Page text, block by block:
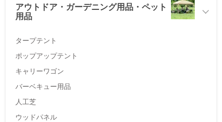
アウトドア・ガーデニング用品・ペット
用品
タープテント
ポップアップテント
キャリーワゴン
バーベキュー用品
人工芝
ウッドパネル